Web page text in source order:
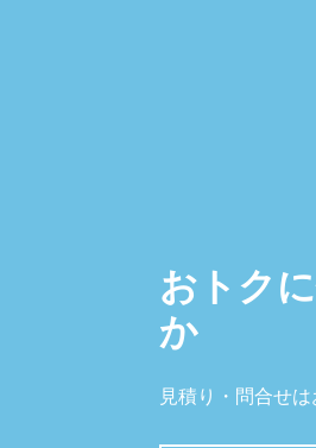
おトク
か
見積り・問合せ